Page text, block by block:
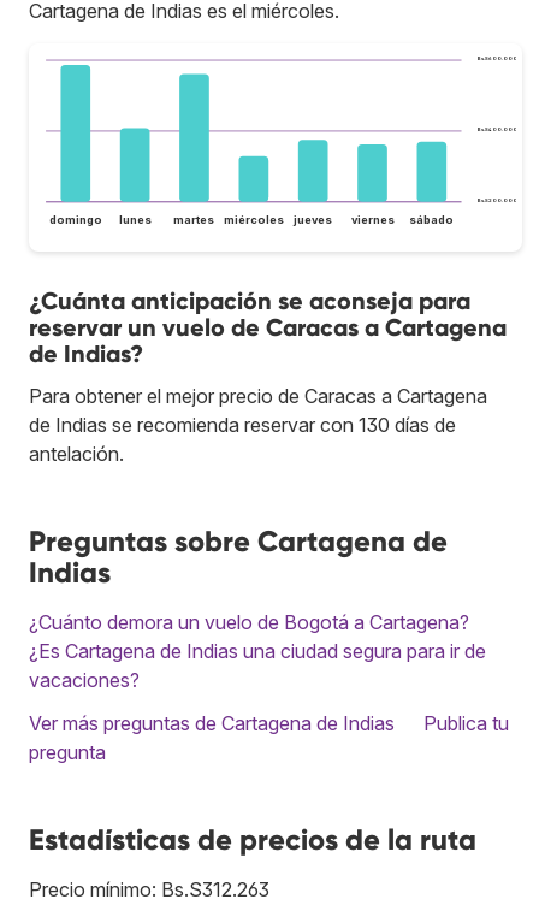
Cartagena de Indias es el miércoles.
Bs.S200.000
Bs.S400.000
Bs.S600.000
domingo lunes martes miércoles jueves viernes sábado
¿Cuánta anticipación se aconseja para
reservar un vuelo de Caracas a Cartagena
de Indias?
Para obtener el mejor precio de Caracas a Cartagena
de Indias se recomienda reservar con 130 días de
antelación.
Preguntas sobre Cartagena de
Indias
¿Cuánto demora un vuelo de Bogotá a Cartagena?
¿Es Cartagena de Indias una ciudad segura para ir de
vacaciones?
Ver más preguntas de Cartagena de Indias
Publica tu
pregunta
Estadísticas de precios de la ruta
Precio mínimo: Bs.S312.263